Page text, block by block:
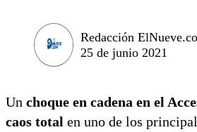
Redacción
25 de junio 2021
Un choque en cadena en el
caos total en uno de los